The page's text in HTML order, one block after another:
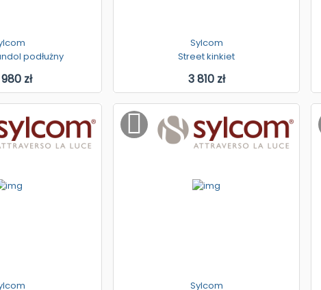
podłużny
zł
Sylcom
Street kinkiet
3 810 zł
Sylcom